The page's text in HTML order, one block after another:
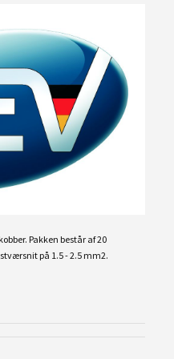
Pakken består af20
på 1.5 - 2.5 mm2.